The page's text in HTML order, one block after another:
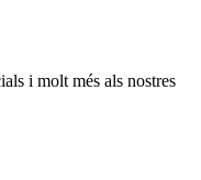
i molt més als nostres